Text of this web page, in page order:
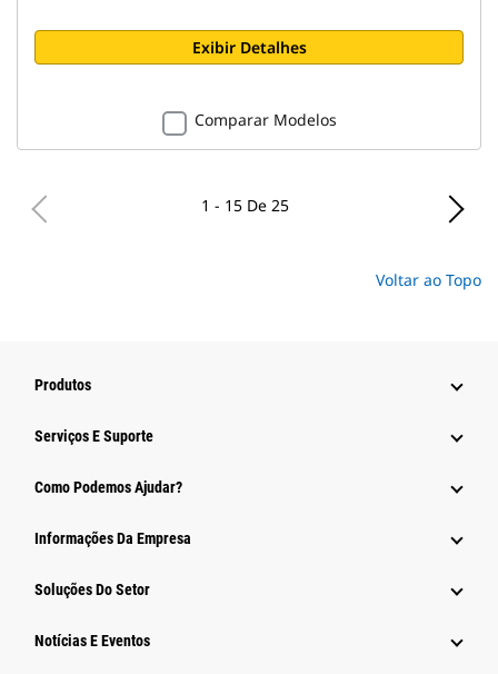
Exibir Detalhes
Comparar Modelos
1 - 15 De 25
Voltar ao Topo
Produtos
Serviços E Suporte
Como Podemos Ajudar?
Informações Da Empresa
Soluções Do Setor
Notícias E Eventos